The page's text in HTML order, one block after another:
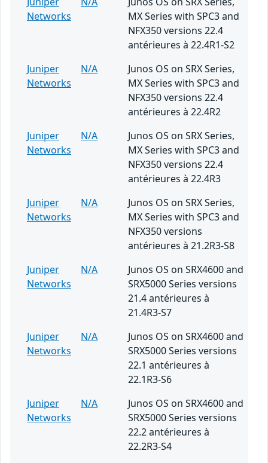
Networks
MX Series with SPC3 and
NFX350 versions 22.4
antérieures à 22.4R1-S2
Juniper
Networks
N/A
Junos OS on SRX Series,
MX Series with SPC3 and
NFX350 versions 22.4
antérieures à 22.4R2
Juniper
Networks
N/A
Junos OS on SRX Series,
MX Series with SPC3 and
NFX350 versions 22.4
antérieures à 22.4R3
Juniper
Networks
N/A
Junos OS on SRX Series,
MX Series with SPC3 and
NFX350 versions
antérieures à 21.2R3-S8
Juniper
Networks
N/A
Junos OS on SRX4600 and
SRX5000 Series versions
21.4 antérieures à
21.4R3-S7
Juniper
Networks
N/A
Junos OS on SRX4600 and
SRX5000 Series versions
22.1 antérieures à
22.1R3-S6
Juniper
Networks
N/A
Junos OS on SRX4600 and
SRX5000 Series versions
22.2 antérieures à
22.2R3-S4